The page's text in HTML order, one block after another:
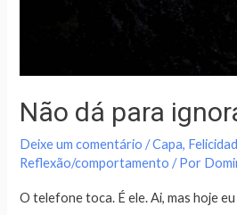
Não dá para
Deixe um comentário /Capa,
Reflexão/comportamento / Por
O telefone toca. É ele. Ai, mas hoje